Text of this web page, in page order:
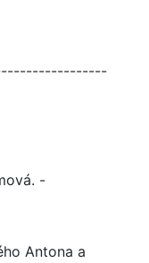
-
Antona a